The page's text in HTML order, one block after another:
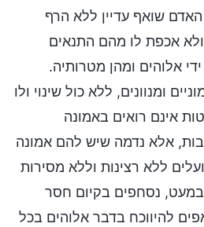
שואף עדיין ללא הרף
אכפת לו מהם התנאים
אלוהים ומהן מטרותיה.
ומנוונים, ללא כול שינוי ולו
אינם רואים באמונה
אלא נדמה שיש להם אמונה
ללא רצינות וללא מסירות
נסחפים בקיום חסר
להיווכח בדבר אלוהים בכל